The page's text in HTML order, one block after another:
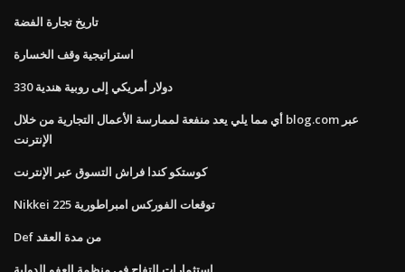
تاريخ تجارة الفضة
استراتيجية وقف الخسارة
330 دولار أمريكي إلى روبية هندية
أي مما يلي يعد منفعة لممارسة الأعمال التجارية من خلال blog.com عبر
الإنترنت
كوستكو كندا فراش التسوق عبر الإنترنت
Nikkei 225 توقعات الفوركس امبراطورية
Def من مدة العقد